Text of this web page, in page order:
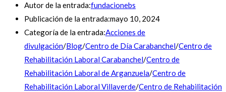
Autor de la entrada:fundacionebs
Publicación de la entrada:mayo 10, 2024
Categoría de la entrada:Acciones de
divulgación/Blog/Centro de Día Carabanchel/Centro de
Rehabilitación Laboral Carabanchel/Centro de
Rehabilitación Laboral de Arganzuela/Centro de
Rehabilitación Laboral Villaverde/Centro de Rehabilitación